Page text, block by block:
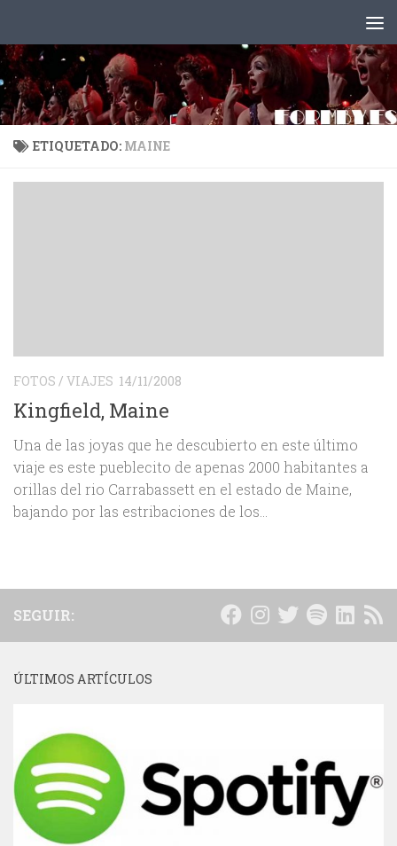
ETIQUETADO: MAINE
FOTOS / VIAJES 14/11/2008
Kingfield, Maine
Una de las joyas que he descubierto en este último
viaje es este pueblecito de apenas 2000 habitantes a
orillas del rio Carrabassett en el estado de Maine,
bajando por las estribaciones de los...
SEGUIR:
ÚLTIMOS ARTÍCULOS